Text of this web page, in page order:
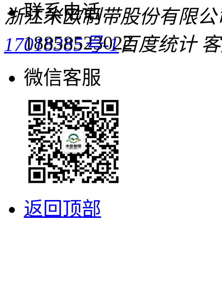
浙江米欧制带股份有限
17018385号-1百度统计
联系电话
18858523022
微信客服
返回顶部